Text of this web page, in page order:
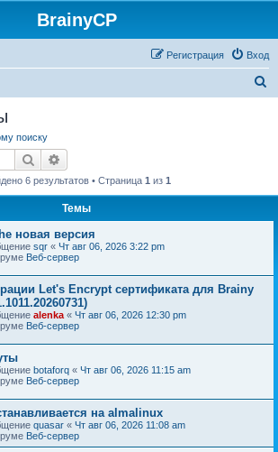
BrainyCP
Вход
Регистрация
поиску
Поиск
6 результатов • Страница 1 из 1
Темы
новая версия
sqr « Чт авг 06, 2026 3:22 pm
Веб-сервер
Let's Encrypt сертификата для Brainy
alenka « Чт авг 06, 2026 12:30 pm
Веб-сервер
botaforq « Чт авг 06, 2026 11:15 am
Веб-сервер
на almalinux
quasar « Чт авг 06, 2026 11:08 am
Веб-сервер